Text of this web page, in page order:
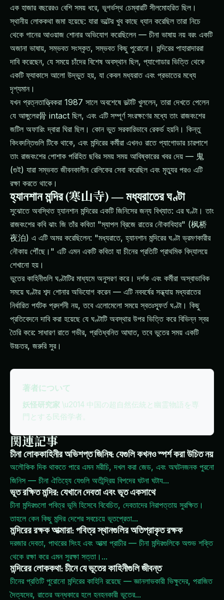
এক হাজার বছরেরও বেশি সময় ধরে, ভূগর্ভস্থ চেম্বারটি সীলমোহরিত ছিল।
স্থানীয় লোককথা জমা হয়েছে: যারা ভল্টের খুব কাছে ধ্যান করেছিল তারা নিচে
থেকে গানের আওয়াজ শোনার অভিযোগ করেছিলেন — চীনা ভাষায় নয় বরং একটি
অজানা ভাষায়, সম্ভবত সংস্কৃত, সম্ভবত কিছু পুরোনো। মন্দিরের পাহারাদাররা
দাবি করেছেন, যে সময়ে চাঁদের বিশেষ অবস্থান ছিল, প্যাগোডার ভিত্তি থেকে
একটি ফ্যাকাসে আলো উদ্ভুত হয়, যা কেবল মধ্যরাত এবং প্রভাতের মধ্যে
দৃশ্যমান।
যখন প্রত্নতাত্ত্বিকরা 1987 সালে অবশেষে ভল্টটি খুললেন, তারা দেখতে পেলেন
যে আঙ্গুলের骨 intact ছিল, এবং এটি সম্পূর্ণ সংরক্ষণের মধ্যে তাং রাজবংশের
জটিল অফারিং দ্বারা ঘিরা ছিল। কোন ভুত সরকারিভাবে রেকর্ড হয়নি। কিন্তু
কিংবদন্তিগুলি টিকে থাকে, এবং মন্দিরের কর্মীরা এখনও রাতে প্যাগোডার চারপাশে
তাং রাজবংশের পোশাক পরিহিত ছবির সময় সময় আবিষ্কারের খবর দেয় — 鬼
(গুই) যারা সম্ভবত জীবনকালীন রেলিকের সেবা করেছিল এবং মৃত্যুর পরও এটি
রক্ষা করতে থাকে।
হ্যানশান মন্দির (寒山寺) — মধ্যরাতের ঘণ্টা
সুঝোতে অবস্থিত হ্যানশান মন্দিরের একটি জিনিসের জন্য বিখ্যাত: এর ঘণ্টা। তাং
রাজবংশের কবি ঝাং জি তাঁর কবিতা "ম্যাপল ব্রিজে রাতের নৌকাবিহার" (枫桥
夜泊) এ এটি অমর করেছিলেন: "মধ্যরাতে, হ্যানশান মন্দিরের ঘণ্টা ভ্রমণকারীর
নৌকায় পৌঁছে।" এটি এমন একটি কবিতা যা চীনের প্রতিটি প্রাথমিক বিদ্যালয়ে
শেখানো হয়।
ভুতের কাহিনীগুলি ঘণ্টাটির মাধ্যমে অনুসরণ করে। দর্শক এবং কর্মীরা অস্বাভাবিক
সময়ে ঘণ্টার শব্দ শোনার অভিযোগ করেন — এটি নববর্ষের সন্ধ্যায় মধ্যরাতের
নির্ধারিত পর্যটক প্রদর্শনী নয়, তবে এলোমেলো সময়ে স্বতঃস্ফূর্ত ঘণ্টা। কিছু
প্রতিবেদনে দাবি করা হয়েছে যে ঘণ্টাটি অবস্থার উপর ভিত্তি করে বিভিন্ন স্বর
তৈরি করে: সাধারণ রাতে গভীর, প্রতিধ্বনিত আঘাত, তবে ভুতের সময় একটি
উচ্চতর, জরুরি সুর।
著者について
妖怪研究家 \u2014 中国の超自然伝統と幽霊物語を専
門とする民俗学者。
関連記事
চীনা লোককাহিনীর অভিশপ্ত জিনিষ: যেগুলি কখনও স্পর্শ করা উচিত নয়
অলৌকিক দিক থাকতে পারে এমন মরীচি, দখল করা জেড, এবং অঘটনজনক পুরনো
জিনিস — চীনা ঐতিহ্যে যেগুলি অতীন্দ্রিয় বিপদের ঘটনা ঘটায...
ভূত রক্ষিত মন্দির: যেখানে দেবতা এবং ভূত একসাথে
চীনা মন্দিরগুলো পবিত্র ভূমি হিসেবে বিবেচিত, দেবতাদের নিরাপত্তায় সুরক্ষিত।
তাহলে কেন কিছু মন্দির দেশের সবচেয়ে ভূতপ্রেতা...
মন্দিরের রক্ষক আত্মারা: পবিত্র স্থানগুলির অতিপ্রাকৃত রক্ষক
দরজার দেবতা, পাথরের সিংহ এবং আত্মা প্রাচীর — চীনা মন্দিরগুলিকে অশুভ শক্তি
থেকে রক্ষা করে এমন সুরক্ষা সত্তা। ...
মন্দিরের লোককথা: চীনে যে ভূতের কাহিনীগুলি জীবন্ত
চীনের প্রতিটি পুরোনো মন্দিরের কাহিনি রয়েছে — জ্ঞানলাভকারী ভিক্ষুদের, পরাজিত
দৈত্যদের, রাতের অন্ধকারে হলে হনহনকারী ভূতের...